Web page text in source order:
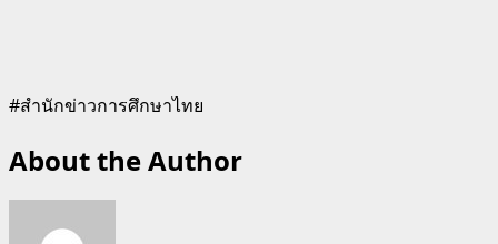
#สำนักข่าวการศึกษาไทย
About the Author